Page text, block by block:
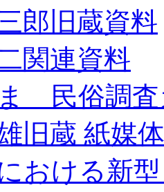
郎旧蔵資料
関連資料
民俗調査
旧蔵 紙媒
おける新